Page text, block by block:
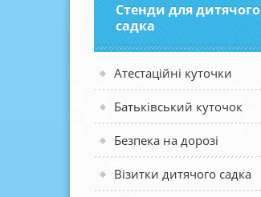
Стенди для дитячого
садка
Атестаційні куточки
Батьківський куточок
Безпека на дорозі
Візитки дитячого садка